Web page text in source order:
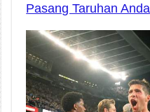
Pasang Taruhan